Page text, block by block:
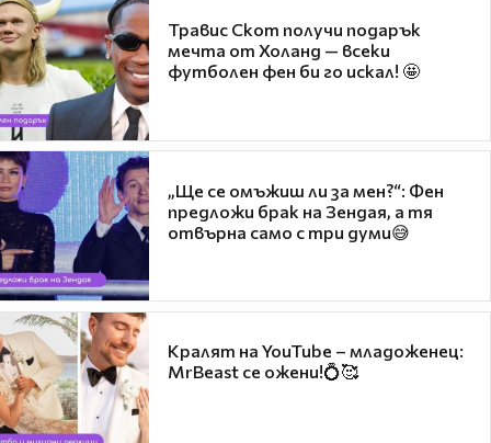
Травис Скот получи подарък
мечта от Холанд — всеки
футболен фен би го искал! 🤩
„Ще се омъжиш ли за мен?“: Фен
предложи брак на Зендая, а тя
отвърна само с три думи😅
Кралят на YouTube – младоженец:
MrBeast се ожени!💍🥰